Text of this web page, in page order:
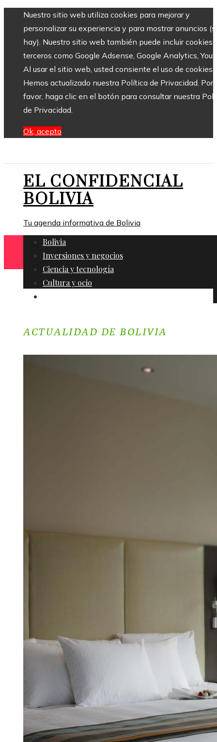
Nuestro sitio web utiliza cookies para mejorar y
personalizar su experiencia y para mostrar anuncios
hay). Nuestro sitio web también puede incluir cookies
terceros como Google Adsense, Google Analytics,
Al usar el sitio web, usted consiente el uso de cookies.
Hemos actualizado nuestra Política de Privacidad. Por
favor, haga clic en el botón para consultar nuestra
de Privacidad.
Ok, acepto
EL CONFIDENCIAL
BOLIVIA
Tu agenda informativa de Bolivia
Bolivia
Inversiones y negocios
Ciencia y tecnología
Cultura y ocio
ACTUALIDAD DE BOLIVIA